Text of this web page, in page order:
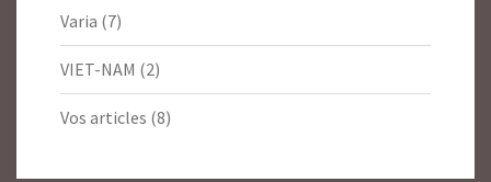
Varia (7)
VIET-NAM (2)
Vos articles (8)